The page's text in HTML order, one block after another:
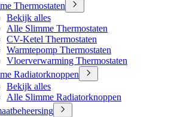
Thermostaten
Bekijk alles
Alle Slimme Thermostaten
CV-Ketel Thermostaten
Warmtepomp Thermostaten
Vloerverwarming Thermostaten
Radiatorknoppen
Bekijk alles
Alle Slimme Radiatorknoppen